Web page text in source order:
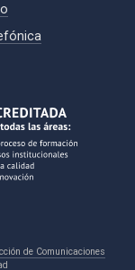
de Comunicaciones